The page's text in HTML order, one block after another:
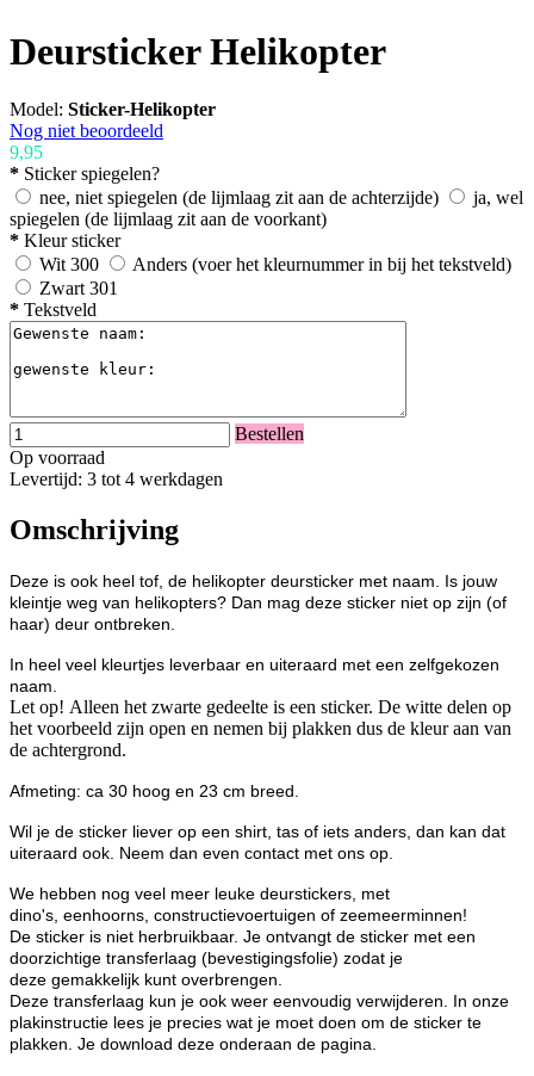
Deursticker Helikopter
Model: Sticker-Helikopter
Nog niet beoordeeld
9,95
* Sticker spiegelen?
nee, niet spiegelen (de lijmlaag zit aan de achterzijde)
ja, wel
spiegelen (de lijmlaag zit aan de voorkant)
* Kleur sticker
Wit 300
Anders (voer het kleurnummer in bij het tekstveld)
Zwart 301
* Tekstveld
Bestellen
Op voorraad
Levertijd: 3 tot 4 werkdagen
Omschrijving
Deze is ook heel tof, de helikopter deursticker met naam. Is jouw
kleintje weg van helikopters? Dan mag deze sticker niet op zijn (of
haar) deur ontbreken.
In heel veel kleurtjes leverbaar en uiteraard met een zelfgekozen
naam.
Let op! Alleen het zwarte gedeelte is een sticker. De witte delen op
het voorbeeld zijn open en nemen bij plakken dus de kleur aan van
de achtergrond.
Afmeting: ca 30 hoog en 23 cm breed.
Wil je de sticker liever op een shirt, tas of iets anders, dan kan dat
uiteraard ook. Neem dan even contact met ons op.
We hebben nog veel meer leuke deurstickers, met
dino's, eenhoorns, constructievoertuigen of zeemeerminnen!
De sticker is niet herbruikbaar. Je ontvangt de sticker met een
doorzichtige transferlaag (bevestigingsfolie) zodat je
deze gemakkelijk kunt overbrengen.
Deze transferlaag kun je ook weer eenvoudig verwijderen. In onze
plakinstructie lees je precies wat je moet doen om de sticker te
plakken. Je download deze onderaan de pagina.